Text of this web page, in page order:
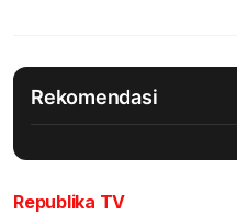
Rekomendasi
Republika TV